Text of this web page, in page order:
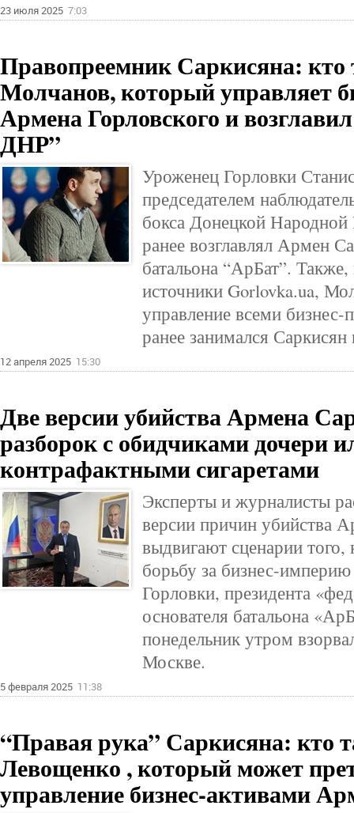
23 июля 2025 7:03
Правопреемник Саркисяна: кто
Молчанов, который управляет
Армена Горловского и
ДНР”
Уроженец Горловки
председателем
бокса Донецкой
ранее возглавлял Армен
батальона “АрБат”.
источники Gorlovka.ua,
управление всеми
ранее занимался
12 апреля 2025 15:30
Две версии убийства Армена
разборок с обидчиками дочери
контрафактными сигаретами
Эксперты и журналисты
версии причин убийства
выдвигают сценарии того,
борьбу за бизнес-империю
Горловки, президента
основателя батальона
понедельник утром
Москве.
5 февраля 2025 11:38
“Правая рука” Саркисяна: кто
Левощенко , который может
управление бизнес-активами